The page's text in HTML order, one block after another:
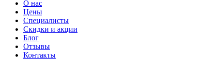
О нас
Цены
Специалисты
Скидки и акции
Блог
Отзывы
Контакты